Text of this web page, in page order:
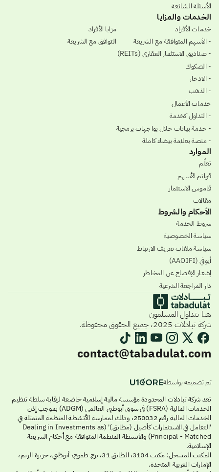
الأسئلة الشائعة
الخدمات والمزايا
خدمات الأفراد
- الأسهم المتوافقة مع الشريعة
- صناديق الاستثمار العقاري (REITs)
- الصكوك
- الادخار
- الذهب
خدمات الأعمال
- التداول كخدمة
- خدمة بيانات حلال بواجهات برمجية
- منصة بعلامة بيضاء كاملة
مزايا الأفراد
التوافق مع الشريعة
الموارد
تعلّم
قوائم الأسهم
قاموس الاستثمار
مقالات
الأحكام والشروط
شروط الخدمة
سياسة الخصوصية
سياسة ملفات تعريف الارتباط
أيوفي (AAOIFI)
إشعار الإفصاح عن المخاطر
دار المراجعة الشرعية
هنا يتداول المسلمون
شركة تبادلات 2025، جميع الحقوق محفوظة.
contact@tabadulat.com
تم تصميمه بواسطة
تعد شركة تبادلات المحدودة مؤسسة مالية إسلامية خاضعة لرقابة سلطة تنظيم
الخدمات المالية (FSRA) في سوق أبوظبي العالمي (ADGM) بموجب إذن
الخدمات المالية رقم 250032، وذلك لممارسة الأنشطة المنظمة المتمثلة في
'التعامل في الاستثمارات كأصيل (مطابق)' (Dealing in Investments as
Principal - Matched) والأنشطة المنظمة المتوافقة مع أحكام الشريعة
الإسلامية.
المكتب المسجل: مكتب 3104، الطابق 31، برج طموح، أبوظبي، جزيرة الريم،
الإمارات العربية المتحدة.